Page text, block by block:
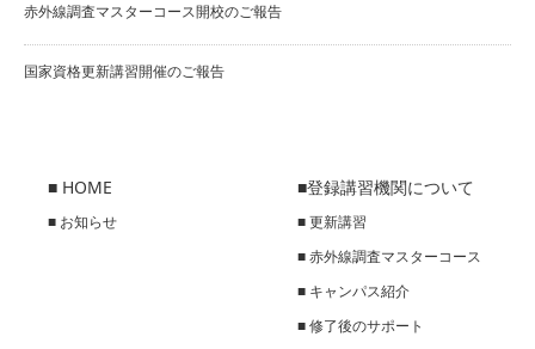
赤外線調査マスターコース開校のご報告
国家資格更新講習開催のご報告
■ HOME
■ お知らせ
■登録講習機関について
■ 更新講習
■ 赤外線調査マスターコース
■ キャンパス紹介
■ 修了後のサポート